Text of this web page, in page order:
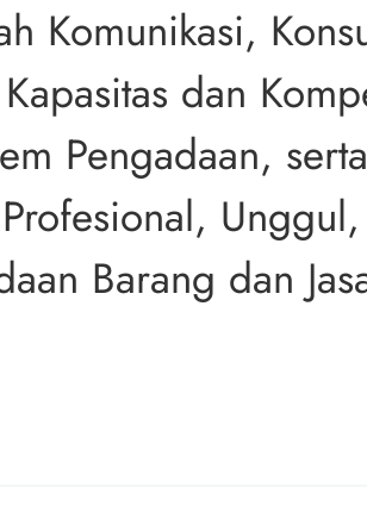
Komunikasi,
dan
Pengadaan,
Barang dan